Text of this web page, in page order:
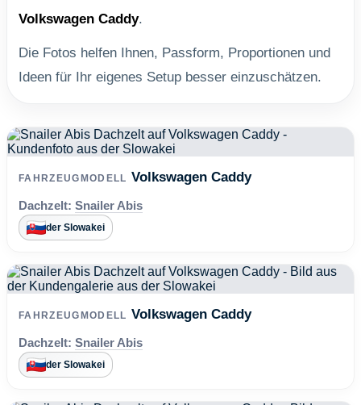
Volkswagen Caddy.
Die Fotos helfen Ihnen, Passform, Proportionen und
Ideen für Ihr eigenes Setup besser einzuschätzen.
FAHRZEUGMODELL Volkswagen Caddy
Dachzelt: Snailer Abis
der Slowakei
FAHRZEUGMODELL Volkswagen Caddy
Dachzelt: Snailer Abis
der Slowakei